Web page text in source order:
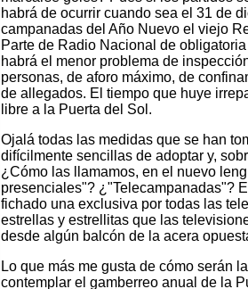
habrá de ocurrir cuando sea el 31 de
campanadas del Año Nuevo el viejo
Parte de Radio Nacional de
habrá el menor problema de
personas, de aforo máximo, de
de allegados. El tiempo que huye
libre a la Puerta del Sol.
Ojalá todas las medidas que se han
difícilmente sencillas de adoptar y,
¿Cómo las llamamos, en el nuevo
presenciales"? ¿"Telecampanadas"?
fichado una exclusiva por todas las
estrellas y estrellitas que las
desde algún balcón de la acera
Lo que más me gusta de cómo serán
contemplar el gamberreo anual de la